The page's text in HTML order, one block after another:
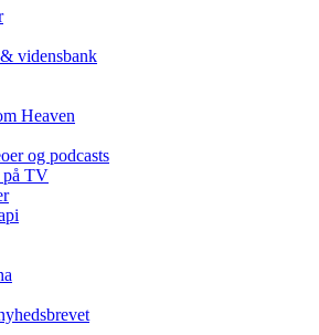
vidensbank
Heaven
og podcasts
på TV